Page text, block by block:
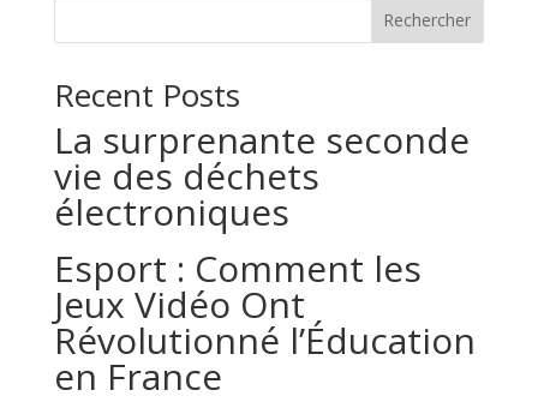
Rechercher
Recent Posts
La surprenante seconde
vie des déchets
électroniques
Esport : Comment les
Jeux Vidéo Ont
Révolutionné l’Éducation
en France